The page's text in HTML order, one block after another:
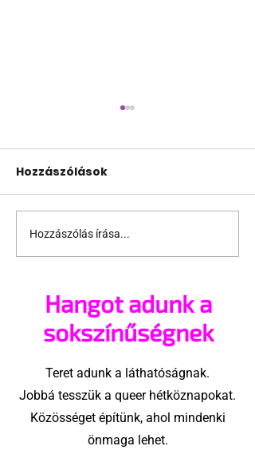
Támogathatsz és
ajánlhatsz: Te is részt
megvalósításában
Hozzászólások
Hozzászólás írása...
Hangot adunk a
sokszínűségnek
Teret adunk a láthatóságnak.
Jobbá tesszük a queer hétköznapokat.
Közösséget építünk, ahol mindenki
önmaga lehet.